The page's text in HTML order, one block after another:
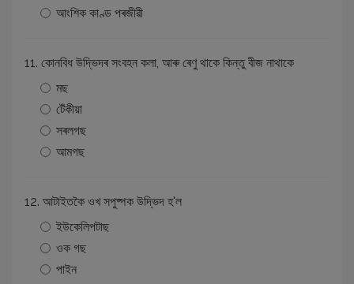
আংশিক কাণ্ড পৰজীৱী
11. কোনবিধ উদ্ভিদৰ সংবহন কলা, আৰু ৰেণু থাকে কিন্তু বীজ নাথাকে
মছ
টেঁকীয়া
সৰলগছ
আমগছ
12. আটাইতকৈ ওখ সপুষ্পক উদ্ভিদ হ'ল
ইউকেলিপটাছ
ওক গছ
পাইন